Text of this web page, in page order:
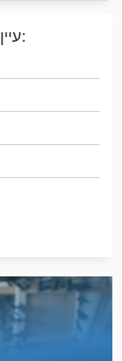
עיין בכינויים הנפוצים ביותר למכונות: